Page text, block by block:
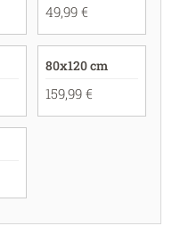
49,99 €
80x120 cm
159,99 €